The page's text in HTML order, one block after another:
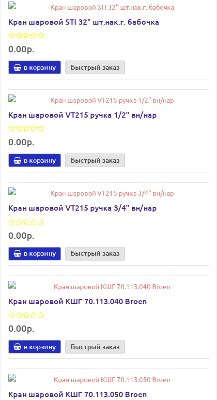
Кран шаровой STI 32" шт.нак.г. бабочка
0.00р.
в корзину Быстрый заказ
Кран шаровой VT215 ручка 1/2" вн/нар
0.00р.
в корзину Быстрый заказ
Кран шаровой VT215 ручка 3/4" вн/нар
0.00р.
в корзину Быстрый заказ
Кран шаровой КШГ 70.113.040 Broen
0.00р.
в корзину Быстрый заказ
Кран шаровой КШГ 70.113.050 Broen